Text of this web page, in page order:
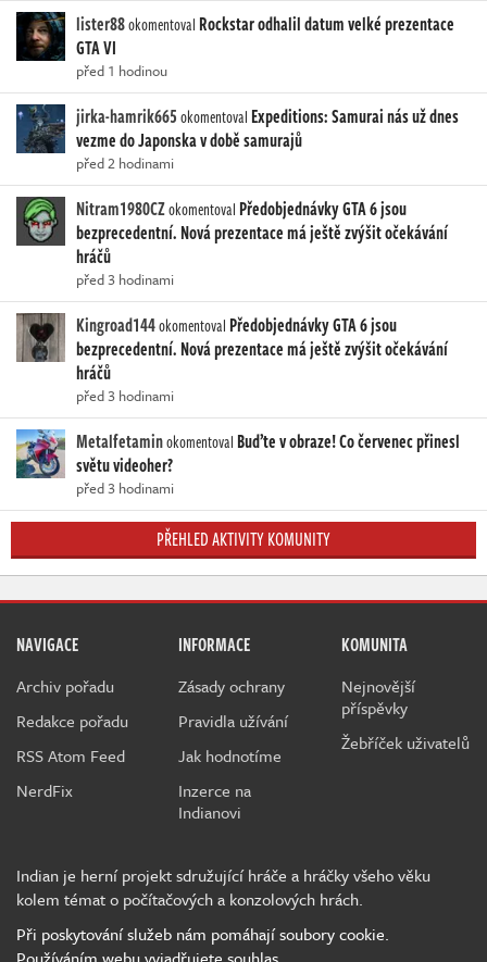
lister88okomentoval Rockstar odhalil datum velké prezentace
GTA VI
před 1 hodinou
jirka-hamrik665okomentoval Expeditions: Samurai nás už dnes
vezme do Japonska v době samurajů
před 2 hodinami
Nitram1980CZokomentoval Předobjednávky GTA 6 jsou
bezprecedentní. Nová prezentace má ještě zvýšit očekávání
hráčů
před 3 hodinami
Kingroad144okomentoval Předobjednávky GTA 6 jsou
bezprecedentní. Nová prezentace má ještě zvýšit očekávání
hráčů
před 3 hodinami
Metalfetaminokomentoval Buďte v obraze! Co červenec přinesl
světu videoher?
před 3 hodinami
PŘEHLED AKTIVITY KOMUNITY
NAVIGACE
Archiv pořadu
Redakce pořadu
RSS Atom Feed
NerdFix
INFORMACE
Zásady ochrany
Pravidla užívání
Jak hodnotíme
Inzerce na
Indianovi
KOMUNITA
Nejnovější
příspěvky
Žebříček uživatelů
Indian je herní projekt sdružující hráče a hráčky všeho věku
kolem témat o počítačových a konzolových hrách.
Při poskytování služeb nám pomáhají soubory cookie.